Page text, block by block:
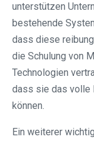
unterstützen
bestehende
dass diese
die Schulung von
Technologien
dass sie das volle
können.
Ein weiterer